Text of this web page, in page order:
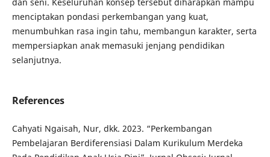
menciptakan pondasi perkembangan yang kuat,
menumbuhkan rasa ingin tahu, membangun karakter, serta
mempersiapkan anak memasuki jenjang pendidikan
selanjutnya.
References
Cahyati Ngaisah, Nur, dkk. 2023. “Perkembangan
Pembelajaran Berdiferensiasi Dalam Kurikulum Merdeka